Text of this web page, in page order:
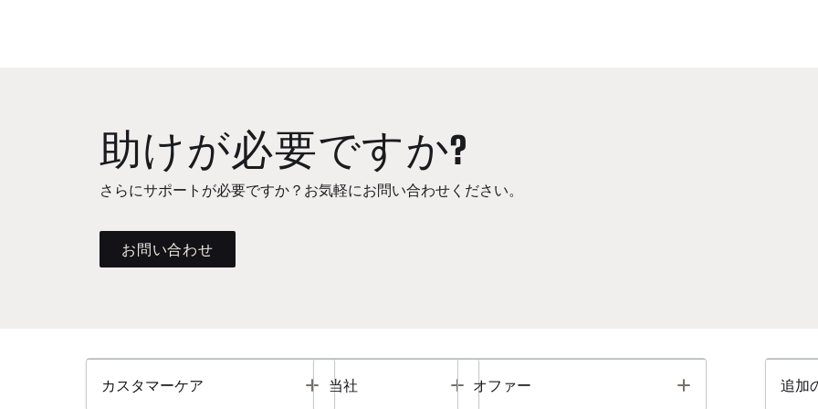
助けが必要ですか?
さらにサポートが必要ですか？お気軽にお問い合わせください。
お問い合わせ
カスタマーケア Toggle
当社 Toggle
オファー Toggle 追加